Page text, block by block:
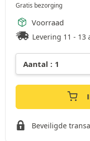
Gratis bezorging
Voorraad
Levering 11 - 13
Beveiligde